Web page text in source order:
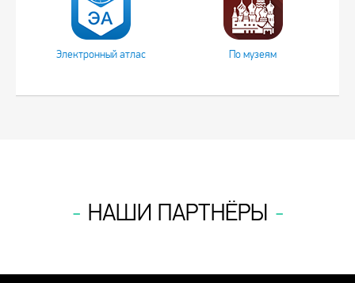
Электронный атлас По музеям
НАШИ ПАРТНЁРЫ